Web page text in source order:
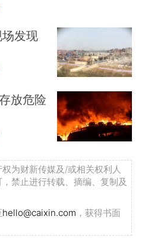
发现
放危险
为财新传媒及/或相关权利人
禁止进行转载、摘编、复制及
hello@caixin.com ，获得书面